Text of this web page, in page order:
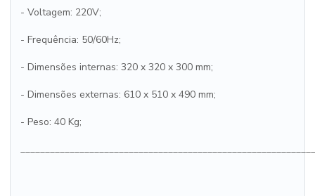
- Voltagem: 220V;
- Frequência: 50/60Hz;
- Dimensões internas: 320 x 320 x 300 mm;
- Dimensões externas: 610 x 510 x 490 mm;
- Peso: 40 Kg;